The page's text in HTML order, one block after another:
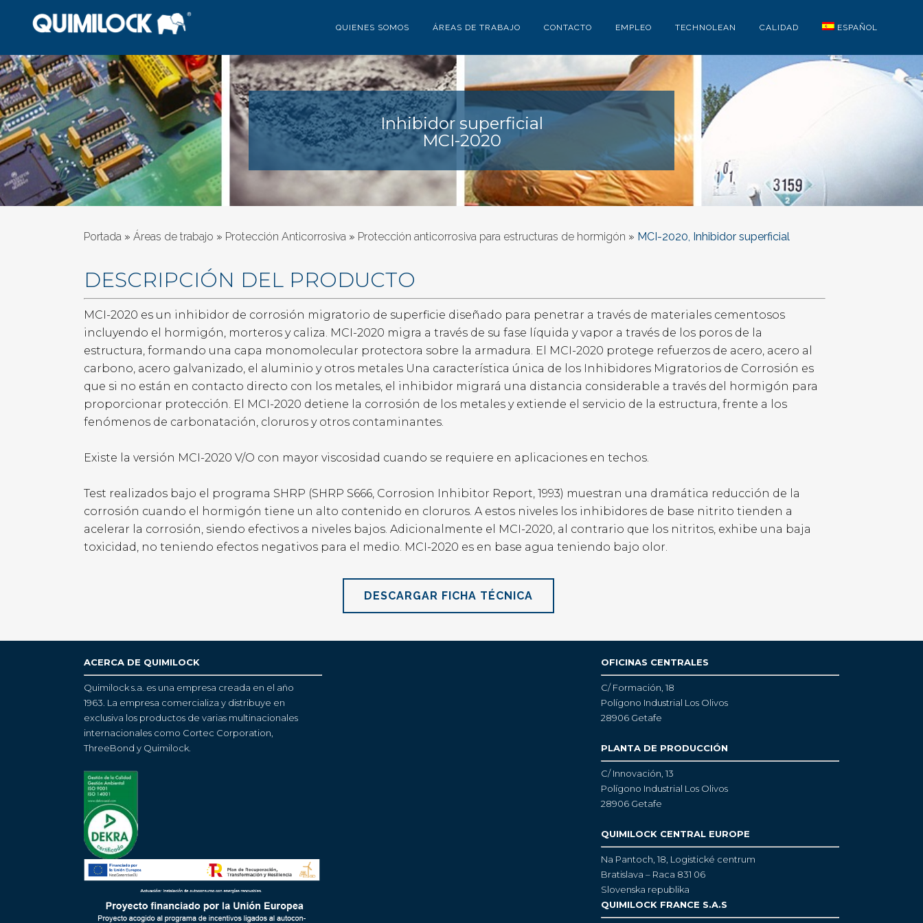
QUIENES SOMOS ÁREAS DE TRABAJO CONTACTO EMPLEO TECHNOLEAN CALIDAD ESPAÑOL
Inhibidor superficial
MCI-2020
Portada » Áreas de trabajo » Protección Anticorrosiva » Protección anticorrosiva para estructuras de hormigón » MCI-2020, Inhibidor superficial
DESCRIPCIÓN DEL PRODUCTO
MCI-2020 es un inhibidor de corrosión migratorio de superficie diseñado para penetrar a través de materiales cementosos
incluyendo el hormigón, morteros y caliza. MCI-2020 migra a través de su fase líquida y vapor a través de los poros de la
estructura, formando una capa monomolecular protectora sobre la armadura. El MCI-2020 protege refuerzos de acero, acero al
carbono, acero galvanizado, el aluminio y otros metales Una característica única de los Inhibidores Migratorios de Corrosión es
que si no están en contacto directo con los metales, el inhibidor migrará una distancia considerable a través del hormigón para
proporcionar protección. El MCI-2020 detiene la corrosión de los metales y extiende el servicio de la estructura, frente a los
fenómenos de carbonatación, cloruros y otros contaminantes.
Existe la versión MCI-2020 V/O con mayor viscosidad cuando se requiere en aplicaciones en techos.
Test realizados bajo el programa SHRP (SHRP S666, Corrosion Inhibitor Report, 1993) muestran una dramática reducción de la
corrosión cuando el hormigón tiene un alto contenido en cloruros. A estos niveles los inhibidores de base nitrito tienden a
acelerar la corrosión, siendo efectivos a niveles bajos. Adicionalmente el MCI-2020, al contrario que los nitritos, exhibe una baja
toxicidad, no teniendo efectos negativos para el medio. MCI-2020 es en base agua teniendo bajo olor.
DESCARGAR FICHA TÉCNICA
ACERCA DE QUIMILOCK
Quimilock s.a. es una empresa creada en el año
1963. La empresa comercializa y distribuye en
exclusiva los productos de varias multinacionales
internacionales como Cortec Corporation,
ThreeBond y Quimilock.
OFICINAS CENTRALES
C/ Formación, 18
Polígono Industrial Los Olivos
28906 Getafe
PLANTA DE PRODUCCIÓN
C/ Innovación, 13
Polígono Industrial Los Olivos
28906 Getafe
QUIMILOCK CENTRAL EUROPE
Na Pantoch, 18, Logistické centrum
Bratislava – Raca 831 06
Slovenska republika
QUIMILOCK FRANCE S.A.S